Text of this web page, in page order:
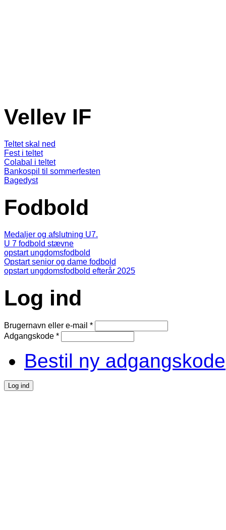
Vellev IF
Teltet skal ned
Fest i teltet
Colabal i teltet
Bankospil til sommerfesten
Bagedyst
Fodbold
Medaljer og afslutning U7.
U 7 fodbold stævne
opstart ungdomsfodbold
Opstart senior og dame fodbold
opstart ungdomsfodbold efterår 2025
Log ind
Brugernavn eller e-mail *
Adgangskode *
Bestil ny adgangskode